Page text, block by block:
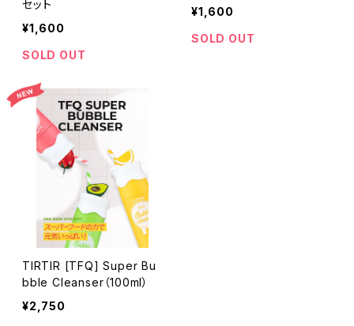
セット
¥1,600
SOLD OUT
¥1,600
SOLD OUT
TIRTIR [TFQ] Super Bu
bble Cleanser（100ml）
¥2,750